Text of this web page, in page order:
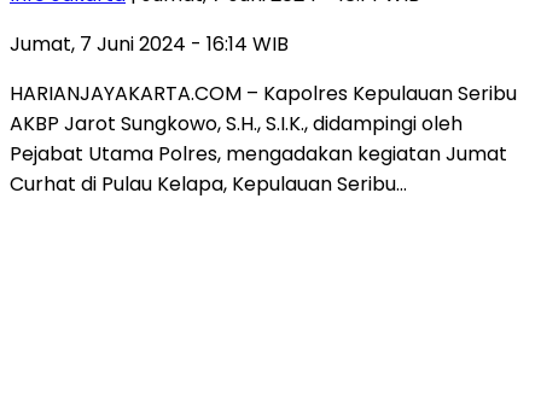
Jumat, 7 Juni 2024 - 16:14 WIB
HARIANJAYAKARTA.COM – Kapolres Kepulauan Seribu
AKBP Jarot Sungkowo, S.H., S.I.K., didampingi oleh
Pejabat Utama Polres, mengadakan kegiatan Jumat
Curhat di Pulau Kelapa, Kepulauan Seribu…